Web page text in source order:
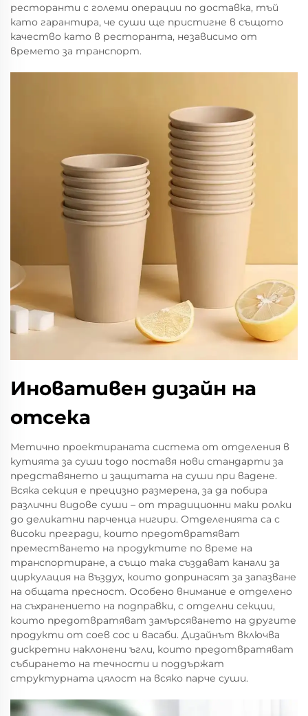
ресторанти с големи операции по доставка, тъй
като гарантира, че суши ще пристигне в същото
качество като в ресторанта, независимо от
времето за транспорт.
Иновативен дизайн на
отсека
Метично проектираната система от отделения в
кутията за суши togo поставя нови стандарти за
представянето и защитата на суши при вадене.
Всяка секция е прецизно размерена, за да побира
различни видове суши – от традиционни маки ролки
до деликатни парченца нигири. Отделенията са с
високи прегради, които предотвратяват
преместването на продуктите по време на
транспортиране, а също така създават канали за
циркулация на въздух, които допринасят за запазване
на общата пресност. Особено внимание е отделено
на съхранението на подправки, с отделни секции,
които предотвратяват замърсяването на другите
продукти от соев сос и васаби. Дизайнът включва
дискретни наклонени ъгли, които предотвратяват
събирането на течности и поддържат
структурната цялост на всяко парче суши.